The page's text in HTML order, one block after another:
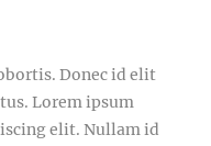
Donec id elit
Lorem ipsum
elit. Nullam id